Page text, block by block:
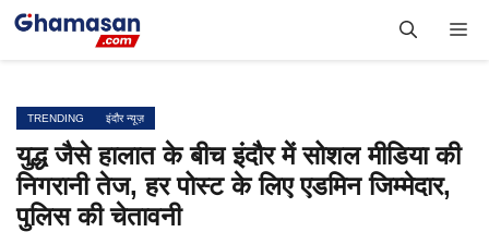
Skip
TRENDING इंदौर न्यूज़
युद्ध जैसे हालात के बीच इंदौर में सोशल मीडिया की
निगरानी तेज, हर पोस्ट के लिए एडमिन जिम्मेदार,
पुलिस की चेतावनी